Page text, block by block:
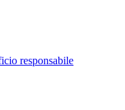
responsabile